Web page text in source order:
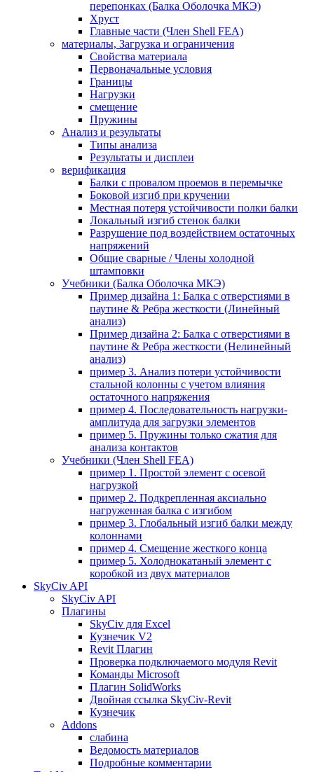
перепонках (Балка Оболочка МКЭ)
Хруст
Главные части (Член Shell FEA)
материалы, Загрузка и ограничения
Свойства материала
Первоначальные условия
Границы
Нагрузки
смещение
Пружины
Анализ и результаты
Типы анализа
Результаты и дисплеи
верификация
Балки с провалом проемов в перемычке
Боковой изгиб при кручении
Местная потеря устойчивости полки балки
Локальный изгиб стенок балки
Разрушение под воздействием остаточных
напряжений
Общие сварные / Члены холодной
штамповки
Учебники (Балка Оболочка МКЭ)
Пример дизайна 1: Балка с отверстиями в
паутине & Ребра жесткости (Линейный
анализ)
Пример дизайна 2: Балка с отверстиями в
паутине & Ребра жесткости (Нелинейный
анализ)
пример 3. Анализ потери устойчивости
стальной колонны с учетом влияния
остаточного напряжения
пример 4. Последовательность нагрузки-
амплитуда для загрузки элементов
пример 5. Пружины только сжатия для
анализа контактов
Учебники (Член Shell FEA)
пример 1. Простой элемент с осевой
нагрузкой
пример 2. Подкрепленная аксиально
нагруженная балка с изгибом
пример 3. Глобальный изгиб балки между
колоннами
пример 4. Смещение жесткого конца
пример 5. Холоднокатаный элемент с
коробкой из двух материалов
SkyCiv API
SkyCiv API
Плагины
SkyCiv для Excel
Кузнечик V2
Revit Плагин
Проверка подключаемого модуля Revit
Команды Microsoft
Плагин SolidWorks
Двойная ссылка SkyCiv-Revit
Кузнечик
Addons
слабина
Ведомость материалов
Подробные комментарии